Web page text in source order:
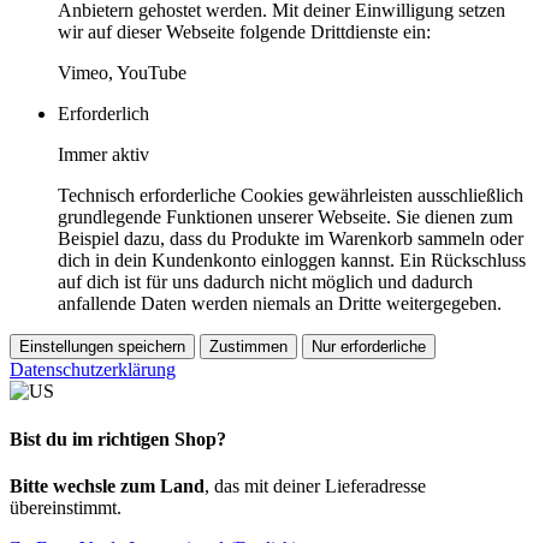
Anbietern gehostet werden. Mit deiner Einwilligung setzen
wir auf dieser Webseite folgende Drittdienste ein:
Vimeo, YouTube
Erforderlich
Immer aktiv
Technisch erforderliche Cookies gewährleisten ausschließlich
grundlegende Funktionen unserer Webseite. Sie dienen zum
Beispiel dazu, dass du Produkte im Warenkorb sammeln oder
dich in dein Kundenkonto einloggen kannst. Ein Rückschluss
auf dich ist für uns dadurch nicht möglich und dadurch
anfallende Daten werden niemals an Dritte weitergegeben.
Einstellungen speichern Zustimmen Nur erforderliche
Datenschutzerklärung
Bist du im richtigen Shop?
Bitte wechsle zum Land, das mit deiner Lieferadresse
übereinstimmt.